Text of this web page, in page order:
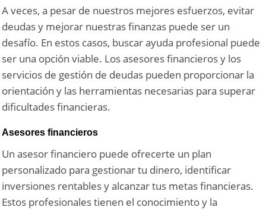
A veces, a pesar de nuestros mejores esfuerzos, evitar
deudas y mejorar nuestras finanzas puede ser un
desafío. En estos casos, buscar ayuda profesional puede
ser una opción viable. Los asesores financieros y los
servicios de gestión de deudas pueden proporcionar la
orientación y las herramientas necesarias para superar
dificultades financieras.
Asesores financieros
Un asesor financiero puede ofrecerte un plan
personalizado para gestionar tu dinero, identificar
inversiones rentables y alcanzar tus metas financieras.
Estos profesionales tienen el conocimiento y la